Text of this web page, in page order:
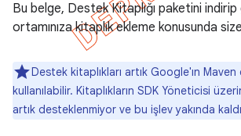
Bu belge, Destek Kitaplığı paketini
ortamınıza kitaplık ekleme konusunda
Destek kitaplıkları artık Google'ın
kullanılabilir. Kitaplıkların SDK Yöneticisi
artık desteklenmiyor ve bu işlev yakında